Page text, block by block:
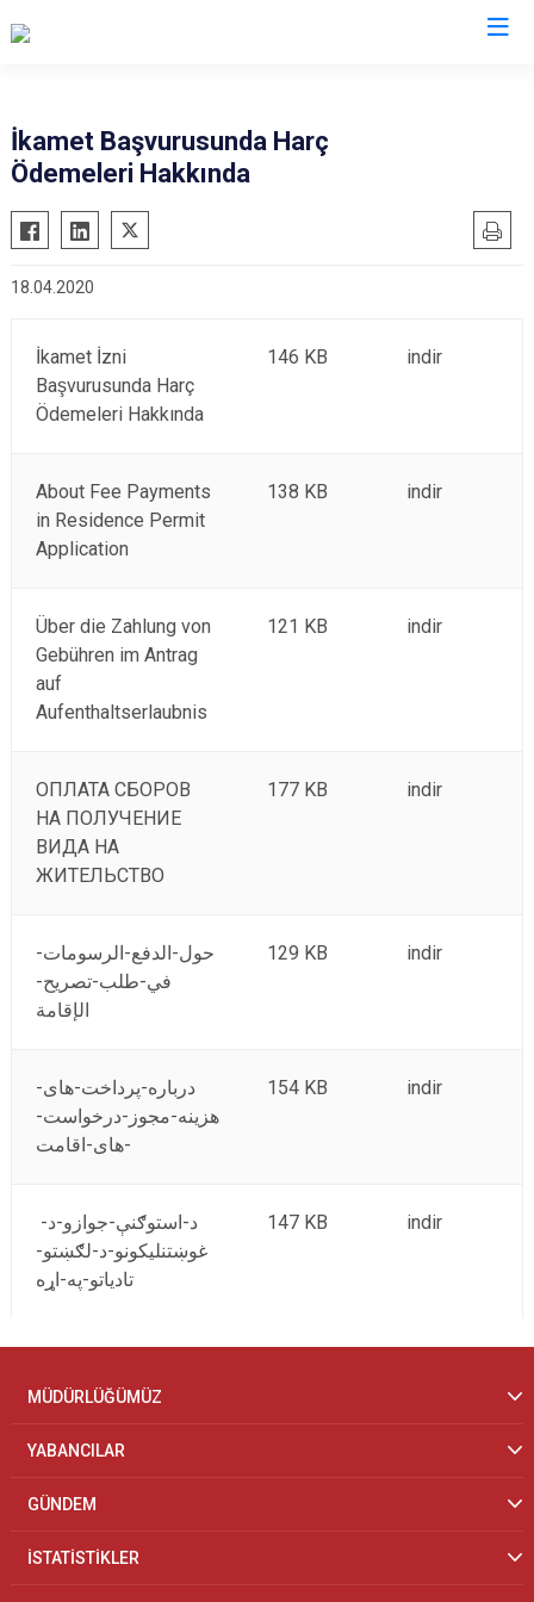
İkamet Başvurusunda Harç
Ödemeleri Hakkında
18.04.2020
İkamet İzni
Başvurusunda Harç
Ödemeleri Hakkında
146 KB indir
About Fee Payments
in Residence Permit
Application
138 KB indir
Über die Zahlung von
Gebühren im Antrag
auf
Aufenthaltserlaubnis
121 KB indir
ОПЛАТА СБОРОВ
НА ПОЛУЧЕНИЕ
ВИДА НА
ЖИТЕЛЬСТВО
177 KB indir
حول-الدفع-الرسومات-
في-طلب-تصريح-
الإقامة
129 KB indir
درباره-پرداخت-های-
هزینه-مجوز-درخواست-
های-اقامت-
154 KB indir
غوښتنلیکونو-د-لګښتو-
تادیاتو-په-اړه
147 KB indir
MÜDÜRLÜĞÜMÜZ
YABANCILAR
GÜNDEM
İSTATİSTİKLER